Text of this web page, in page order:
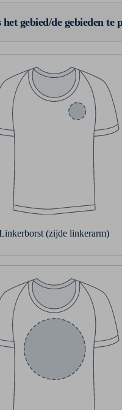
het gebied/de gebieden te
(zijde linkerarm)